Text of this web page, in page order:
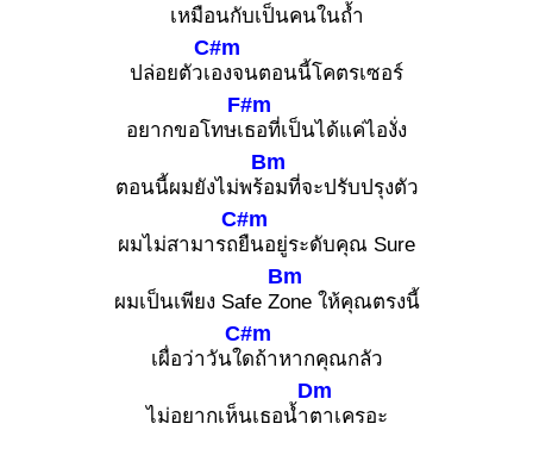
เหมือนกับเป็นคนในถ้ำ
ปล่อยตัวเ
C#m
องจนตอนนี้โคตรเซอร์
อยากขอโทษเ
F#m
ธอที่เป็นได้แค่ไองั่ง
ตอนนี้ผมยังไม่พร้
Bm
อมที่จะปรับปรุงตัว
ผมไม่สามารถ
C#m
ยืนอยู่ระดับคุณ Sure
ผมเป็นเพียง Safe Z
Bm
one ให้คุณตรงนี้
เผื่อว่าวันใ
C#m
ดถ้าหากคุณกลัว
ไม่อยากเห็นเธอน้ำ
Dm
ตาเครอะ